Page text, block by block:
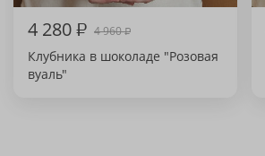
4 280₽ 4 960₽
Клубника в шоколаде "Розовая
вуаль"